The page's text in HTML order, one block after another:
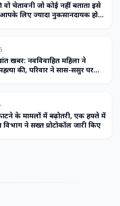
वो चेतावनी जो कोई नहीं बताता इसे
लिए ज्यादा नुकसानदायक हो
खबर: नवविवाहित महिला ने
की, परिवार ने सास-ससुर पर
के मामलों में बढ़ोतरी, एक हफ्ते में
विभाग ने सख्त प्रोटोकॉल जारी किए